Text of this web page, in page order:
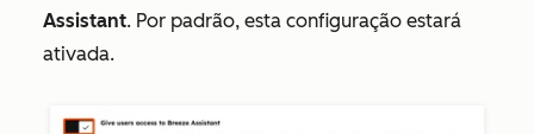
Assistant. Por padrão, esta configuração estará
ativada.